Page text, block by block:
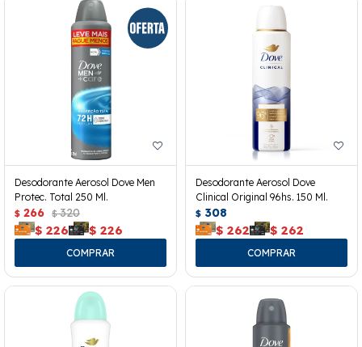
Desodorante Aerosol Dove Men
Protec. Total 250 Ml.
$ 266 $ 320
$ 226 $ 226
Desodorante Aerosol Dove
Clinical Original 96hs. 150 Ml.
$ 308
$ 262 $ 262